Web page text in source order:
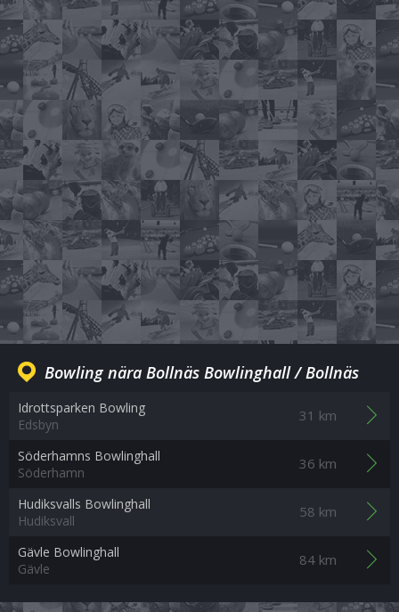
Bowling nära Bollnäs Bowlinghall / Bollnäs
Idrottsparken Bowling
Edsbyn
31 km
Söderhamns Bowlinghall
Söderhamn
36 km
Hudiksvalls Bowlinghall
Hudiksvall
58 km
Gävle Bowlinghall
Gävle
84 km